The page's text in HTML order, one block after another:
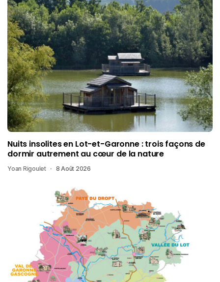
Nuits insolites en Lot-et-Garonne : trois façons de
dormir autrement au cœur de la nature
Yoan Rigoulet 8 Août 2026